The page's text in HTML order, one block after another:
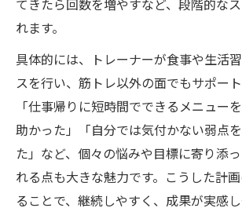
れます。
具体的には、トレーナーが食事や生活
スを行い、筋トレ以外の面でもサポート
「仕事帰りに短時間でできるメニュー
助かった」「自分では気付かない弱点
た」など、個々の悩みや目標に寄り添
れる点も大きな魅力です。こうした計
ることで、継続しやすく、成果が実感